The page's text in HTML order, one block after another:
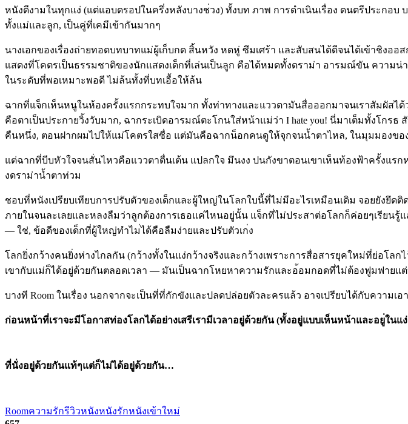
หนังดีงามในทุกแง่ (แต่แอบดรอปในครึ่งหลังบางชวง) ทั้งบท ภาพ การดำเนินเรื่อง ดนตรีประกอบ
ทั้งแม่และลูก, เป็นคู่ที่เคมีเข้ากันมากๆ
นางเอกของเรื่องถ่ายทอดบทบาทแม่ผู้เก็บกด สิ้นหวัง หดหู่ ซึมเศร้า และสับสนได้ดีจนได้เข้าชิงออส
แสดงที่โคตรเป็นธรรมชาติของนักแสดงเด็กที่เล่นเป็นลูก คือได้หมดทั้งดราม่า อารมณ์ขัน ความน่า
ในระดับที่พอเหมาะพอดี ไม่ล้นทั้งที่บทเอื้อให้ล้น
ฉากที่แจ็กเห็นหนูในห้องครั้งแรกกระทบใจมาก ทั้งท่าทางและแววตามันสื่อออกมาจนเราสัมผัสได้
คือตาเป็นประกายวิ้งวับมาก, ฉากระเบิดอารมณ์ตะโกนใส่หน้าแม่ว่า I hate you! นี่มาเต็มทั้งโกร
คืนหนึ่ง, ตอนฝากผมไปให้แม่โคตรใสซื่อ แต่มันคือฉากน็อกคนดูให้จุกจนน้ำตาไหล, ในมุมมองข
แต่ฉากที่บีบหัวใจจนสั่นไหวคือแววตาตื่นเต้น แปลกใจ มึนงง ปนกังขาตอนเขาเห็นท้องฟ้าครงแรก
งดราม่าน้ำตาท่วม
ชอบที่หนังเปรียบเทียบการปรับตัวของเด็กและผู้ใหญ่ในโลกใบนี้ที่ไม่มีอะไรเหมือนเดม จอยยังยึดติ
ภายในจนละเลยและหลงลืมว่าลูกต้องการเธอแค่ไหนอยู่นั้น แจ็กที่ไม่ประสาต่อโลกก็ค่อยๆเรียนรู้
— ใช่, ข้อดีของเด็กที่ผู้ใหญ่ทำไม่ได้คือลืมง่ายและปรับตัวเก่ง
โลกยิ่งกว้างคนยิ่งห่างไกลกัน (กว้างทั้งในแง่กว้างจริงและกว้างเพราะการสื่อสารยุคใหม่ที่ย่อโลก
เขากับแม่ก็ได้อยู่ด้วยกันตลอดเวลา — มันเป็นฉากโหยหาความรักและออมกอดที่ไม่ต้องฟูมฟายแ
บางที Room ในเรื่อง นอกจากจะเป็นที่ที่กักขังและปลดปล่อยตัวละครแล้ว อาจเปรียบได้กับความเอ
ก่อนหน้าที่เราจะมีโอกาสท่องโลกได้อย่างเสรีเรามีเวลาอยู่ด้วยกัน (ทั้งอยู่แบบเห็นหน้าและอยูในแ
ที่นั่งอยู่ด้วยกันแท้ๆแต่ก็ไม่ได้อยู่ด้วยกัน…
Roomความรักรีวิวหนังหนังรักหนังเข้าใหม่